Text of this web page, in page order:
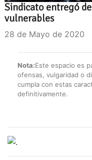
Sindicato entregó
vulnerables
28 de Mayo de 2020
Nota:Este espacio es
ofensas, vulgaridad o
cumpla con estas
definitivamente.